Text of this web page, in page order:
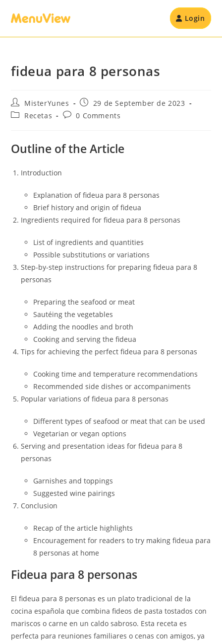
Login
fideua para 8 personas
MisterYunes
29 de September de 2023
Recetas
0 Comments
Outline of the Article
Introduction
Explanation of fideua para 8 personas
Brief history and origin of fideua
Ingredients required for fideua para 8 personas
List of ingredients and quantities
Possible substitutions or variations
Step-by-step instructions for preparing fideua para 8
personas
Preparing the seafood or meat
Sautéing the vegetables
Adding the noodles and broth
Cooking and serving the fideua
Tips for achieving the perfect fideua para 8 personas
Cooking time and temperature recommendations
Recommended side dishes or accompaniments
Popular variations of fideua para 8 personas
Different types of seafood or meat that can be used
Vegetarian or vegan options
Serving and presentation ideas for fideua para 8
personas
Garnishes and toppings
Suggested wine pairings
Conclusion
Recap of the article highlights
Encouragement for readers to try making fideua para
8 personas at home
Fideua para 8 personas
El fideua para 8 personas es un plato tradicional de la
cocina española que combina fideos de pasta tostados con
mariscos o carne en un caldo sabroso. Esta receta es
perfecta para reuniones familiares o cenas con amigos, ya